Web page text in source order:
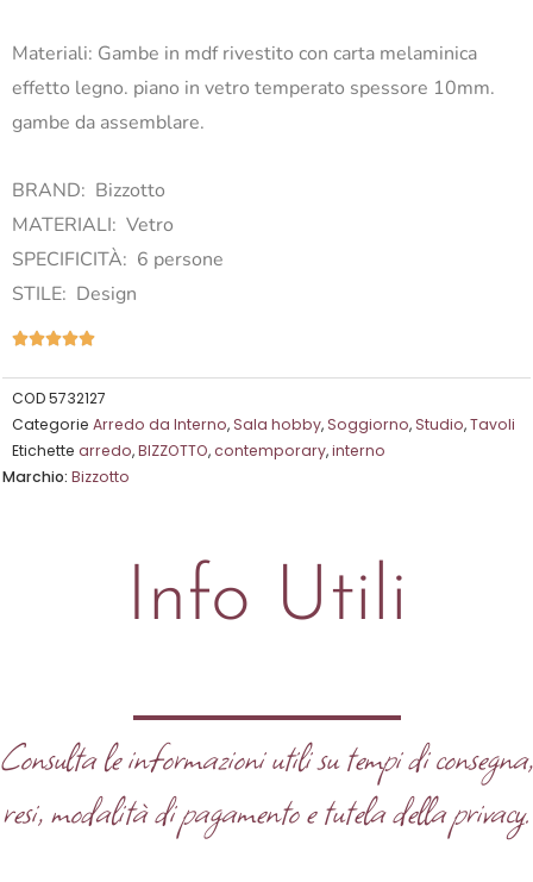
Materiali: Gambe in mdf rivestito con carta melaminica
effetto legno. piano in vetro temperato spessore 10mm.
gambe da assemblare.
BRAND: Bizzotto
MATERIALI: Vetro
SPECIFICITÀ: 6 persone
STILE: Design
Valutazione
su
5
COD5732127
Categorie Arredo da Interno,Sala hobby,Soggiorno,Studio,Tavoli
Etichette arredo,BIZZOTTO,contemporary,interno
Marchio: Bizzotto
Info Utili
Consulta le informazioni utili su tempi di consegna,
resi, modalità di pagamento e tutela della privacy.